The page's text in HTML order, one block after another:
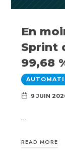
En
Sprint
99,68
9 JUIN
…
READ MORE